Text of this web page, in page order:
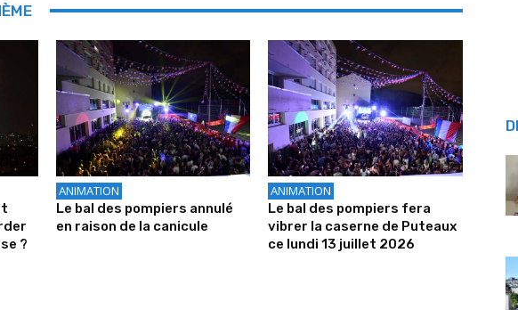
?
ANIMATION
Le bal des pompiers annulé
en raison de la canicule
ANIMATION
Le bal des pompiers fera
vibrer la caserne de Puteaux
ce lundi 13 juillet 2026